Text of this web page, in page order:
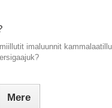
imaluunnit
Mere